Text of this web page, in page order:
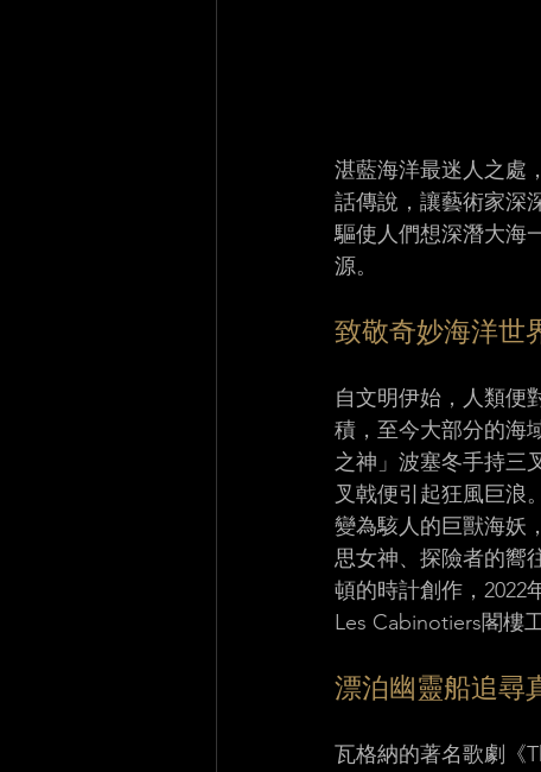
湛藍海洋最迷人之處
話傳說，讓藝術家深
驅使人們想深潛大海
源。
致敬奇妙海洋世
自文明伊始，人類便
積，至今大部分的海
之神」波塞冬手持三
叉戟便引起狂風巨浪
變為駭人的巨獸海妖
思女神、探險者的嚮
頓的時計創作，2022
Les Cabinotiers閣樓
漂泊幽靈船追尋
瓦格納的著名歌劇《